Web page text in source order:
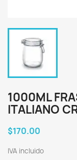
1000ML
ITALIANO
$170.00
IVA incluido